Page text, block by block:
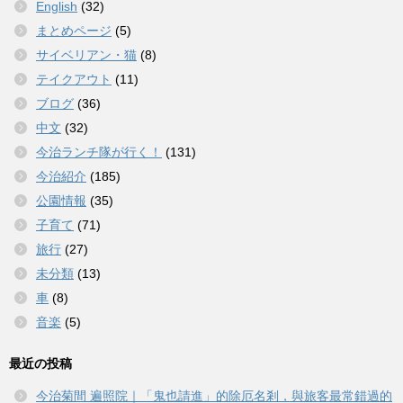
English (32)
まとめページ (5)
サイベリアン・猫 (8)
テイクアウト (11)
ブログ (36)
中文 (32)
今治ランチ隊が行く！
(131)
今治紹介 (185)
公園情報 (35)
子育て (71)
旅行 (27)
未分類 (13)
車 (8)
音楽 (5)
最近の投稿
今治菊間 遍照院｜「鬼也請進」的除厄名剎，與旅客最常錯過的